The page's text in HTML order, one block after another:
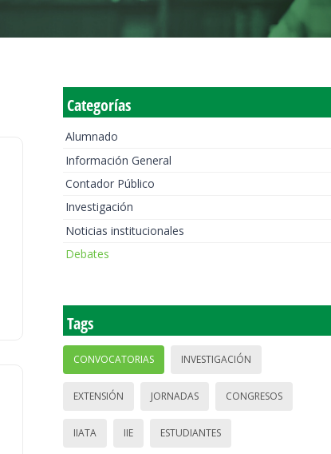
Categorías
Alumnado
Información General
Contador Público
Investigación
Noticias institucionales
Debates
Tags
CONVOCATORIAS INVESTIGACIÓN
EXTENSIÓN JORNADAS CONGRESOS
IIATA IIE ESTUDIANTES